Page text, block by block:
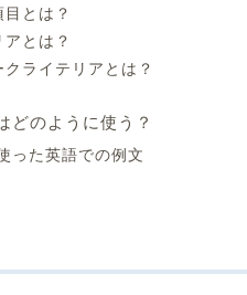
とは？
とは？
ライテリアとは？
どのように使う？
った英語での例文